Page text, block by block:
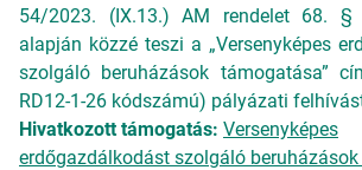
54/2023. (IX.13.) AM rendelet 68. §
alapján közzé teszi a „Versenyképes
szolgáló beruházások támogatása”
RD12-1-26 kódszámú) pályázati
Hivatkozott támogatás: Versenyképes
erdőgazdálkodást szolgáló